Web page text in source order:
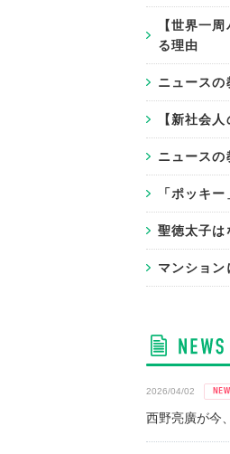
【世界一
る理由
ニュース
【新社会
ニュース
「ポッキ
聖徳太子は
マンショ
2026/04/02
西野亮廣が今